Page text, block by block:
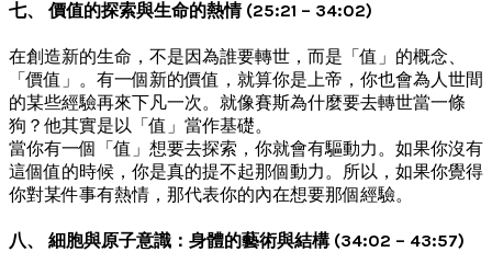
七、 價值的探索與生命的熱情 (25:21 – 34:02)
在創造新的生命，不是因為誰要轉世，而是「值」的概念、
「價值」。有一個新的價值，就算你是上帝，你也會為人世間
的某些經驗再來下凡一次。就像賽斯為什麼要去轉世當一條
狗？他其實是以「值」當作基礎。
當你有一個「值」想要去探索，你就會有驅動力。如果你沒有
這個值的時候，你是真的提不起那個動力。所以，如果你覺得
你對某件事有熱情，那代表你的內在想要那個經驗。
八、 細胞與原子意識：身體的藝術與結構 (34:02 – 43:57)